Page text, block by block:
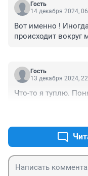
Гость
14 декабря 2024,
Вот именно !
происходит вокруг
Гость
13 декабря 2024,
Что-то я туплю.